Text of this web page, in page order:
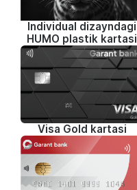
Individual dizayndagi
HUMO plastik kartasi
Visa Gold kartasi